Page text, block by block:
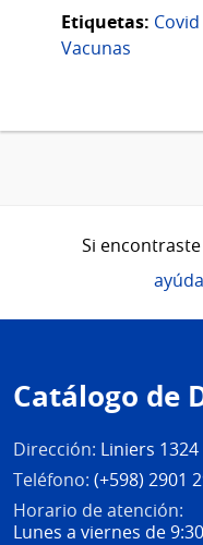
Etiquetas: Covid
Vacunas
Si
de
página
Catálogo de
Dirección: Liniers
Teléfono: (+598) 2901
Horario de atención:
Lunes a viernes de